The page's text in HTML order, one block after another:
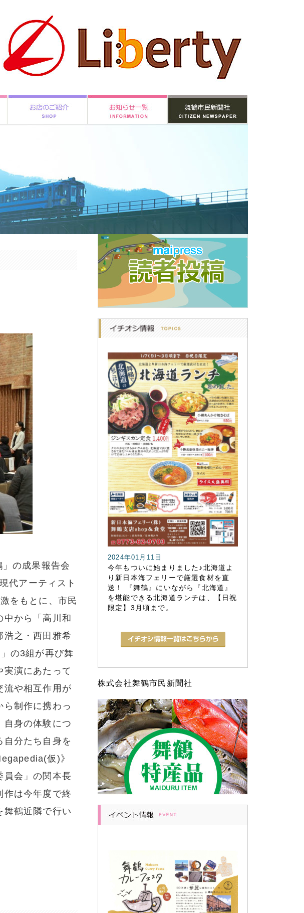
の成果報告会
代アーティスト
をもとに、市民
中から「高川和
之・西田雅希
の3組が再び舞
演にあたって
流や相互作用が
制作に携わっ
自身の体験につ
分たち自身を
仮)》
員会」の関本長
作は今年度で終
舞鶴近隣で行い
2024年01月11日
今年もついに始まりました♪北海道よ
り新日本海フェリーで厳選食材を直
送！ 『舞鶴』にいながら『北海道』
を堪能できる北海道ランチは、【日祝
限定】3月頃まで。
株式会社舞鶴市民新聞社